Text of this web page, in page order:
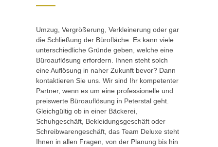
Umzug, Vergrößerung, Verkleinerung oder gar
die Schließung der Bürofläche. Es kann viele
unterschiedliche Gründe geben, welche eine
Büroauflösung erfordern. Ihnen steht solch
eine Auflösung in naher Zukunft bevor? Dann
kontaktieren Sie uns. Wir sind Ihr kompetenter
Partner, wenn es um eine professionelle und
preiswerte Büroauflösung in Peterstal geht.
Gleichgültig ob in einer Bäckerei,
Schuhgeschäft, Bekleidungsgeschäft oder
Schreibwarengeschäft, das Team Deluxe steht
Ihnen in allen Fragen, von der Planung bis hin